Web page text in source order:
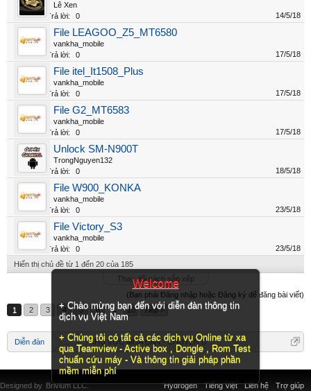
Welcome
+ Chào mừng bạn đến với diễn đàn thông tin
dịch vụ Việt Nam
+ Chúng tôi có tất cả các dịch vụ Online từ xa
qua Teamview - Active box , Dongle , Rom Test
chuẩn cứu máy - Và thông tin giải pháp phần
mềm miễn phí
Lê Xen
Trả lời:
0 14/5/18
File LEAGOO_Z5_MT6580
vankha_mobile
Trả lời:
0 17/5/18
File itel_It1508_Plus
vankha_mobile
Trả lời:
0 17/5/18
File G2_MT6583
vankha_mobile
Trả lời:
0 17/5/18
Unlock SM-N900T
TrongNguyen132
Trả lời:
0 18/5/18
File W900_KONKA
vankha_mobile
Trả lời:
0 23/5/18
File Victory_S3
vankha_mobile
Trả lời:
0
23/5/18
Hiển thị chủ đề từ 1 đến 20 của 185
Thay đổi cách sắp xếp
(Bạn phải Đăng nhập hoặc Đăng ký để đăng bài viết)
1
2 3 4 5 6 → 10 Tiếp >
Diễn đàn ... KHU VỰC MUA BÁN - CHUYÊN DOANH
Liên hệ Trợ giúp
Hydrogen Tiếng Việt
Designed by Brivium LLC.